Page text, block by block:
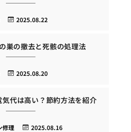
2025.08.22
巣の撤去と死骸の処理法
2025.08.20
代は高い？節約方法を紹介
2025.08.16
修理